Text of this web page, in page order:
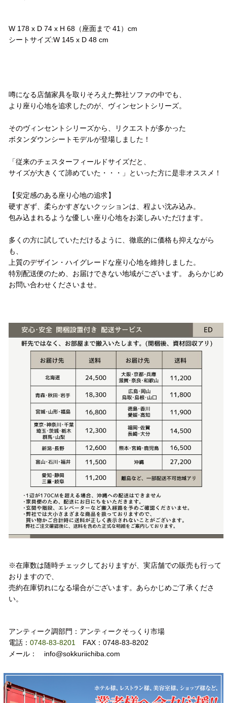
W 178 x D 74 x H 68（座面まで 41）cm
シートサイズ:W 145 x D 48 cm
噂になる店舗家具を取りそろえた弊社ソファの中でも、
より座り心地を追求したのが、ヴィンセントシリーズ。
そのヴィンセントシリーズから、リクエストが多かった
ボタンダウンシートモデルが登場しました！
「従来のチェスターフィールドサイズだと、
サイズが大きくて諦めていた・・・」といった方に是非オススメ！
【安定感のある座り心地の追求】
硬すぎず、柔らかすぎないクッションは、程よい沈み込み。
包み込まれるような優しい座り心地をお楽しみいただけます。
多くの方に試していただけるように、徹底的に価格も抑えながら
も、
上質のデザイン・ハイグレードな座り心地を維持しました。
特別配送便のため、お届けできない地域がございます。 あらかじめ
お問い合わせくださいませ。
※在庫数は随時チェックしておりますが、実店舗での販売も行って
おりますので、
売約在庫切れになる場合がございます。あらかじめご了承くださ
い。
アンティーク調部門：アンティークそっくり市場
電話： 0748-83-8201 FAX：0748-83-8202
メール： info@sokkuriichiba.com